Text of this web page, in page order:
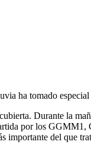
del...Read
UN
ha tomado
Durante la
por los GGMM1,
importante del que